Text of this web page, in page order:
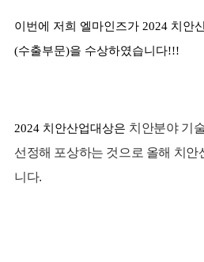
이번에 저희 엘마인즈가 2024 치안
(수출부문)을 수상하였습니다!!!
2024 치안산업대상은 치안분야 기
선정해 포상하는 것으로 올해 치
니다.